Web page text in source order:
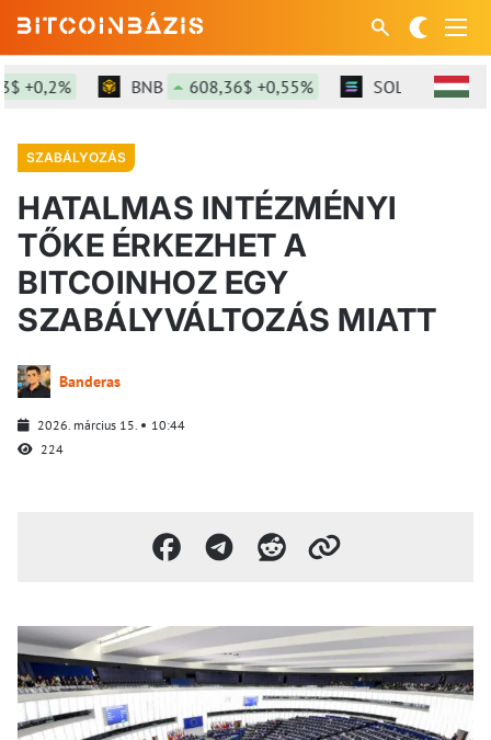
BNB 608,36$ +0,55% SOL 76,8$
SZABÁLYOZÁS
HATALMAS INTÉZMÉNYI
TŐKE ÉRKEZHET A
BITCOINHOZ EGY
SZABÁLYVÁLTOZÁS MIATT
Banderas
2026. március 15.
10:44
224